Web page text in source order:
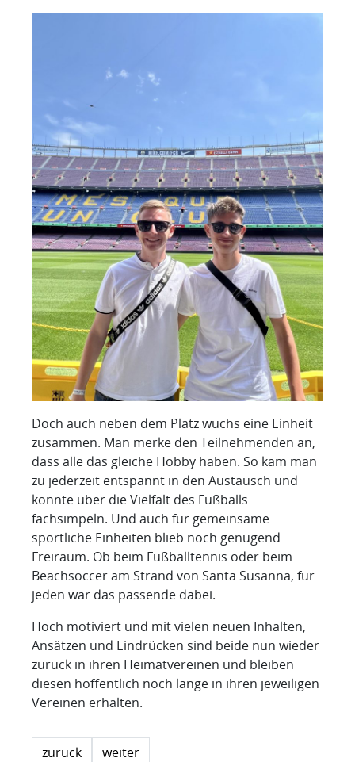
Doch auch neben dem Platz wuchs eine Einheit
zusammen. Man merke den Teilnehmenden an,
dass alle das gleiche Hobby haben. So kam man
zu jederzeit entspannt in den Austausch und
konnte über die Vielfalt des Fußballs
fachsimpeln. Und auch für gemeinsame
sportliche Einheiten blieb noch genügend
Freiraum. Ob beim Fußballtennis oder beim
Beachsoccer am Strand von Santa Susanna, für
jeden war das passende dabei.
Hoch motiviert und mit vielen neuen Inhalten,
Ansätzen und Eindrücken sind beide nun wieder
zurück in ihren Heimatvereinen und bleiben
diesen hoffentlich noch lange in ihren jeweiligen
Vereinen erhalten.
zurück weiter